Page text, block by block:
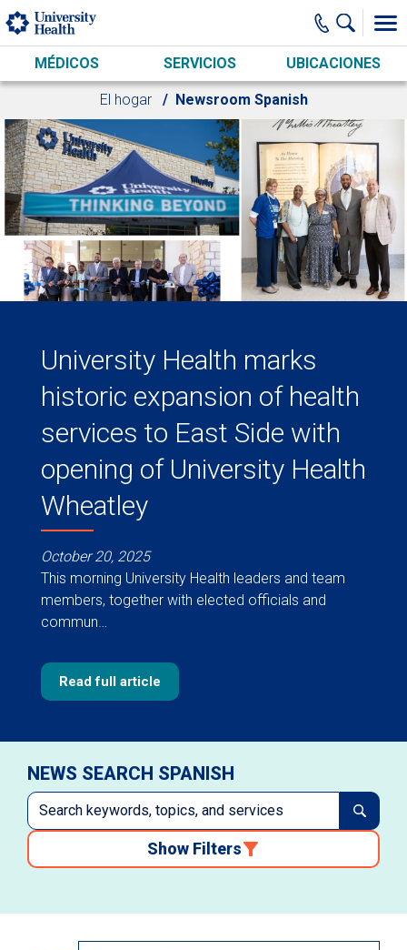
Skip to main content
MÉDICOS SERVICIOS UBICACIONES
El hogar Newsroom Spanish
University Health marks
historic expansion of health
services to East Side with
opening of University Health
Wheatley
October 20, 2025
This morning University Health leaders and team
members, together with elected officials and
commun…
Read full article
NEWS SEARCH SPANISH
Show Filters